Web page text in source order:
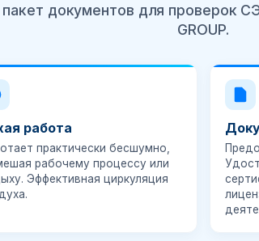
документов для проверок
GROUP.
работа
практически бесшумно,
рабочему процессу или
Эффективная циркуляция